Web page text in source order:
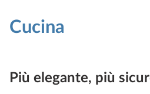
Cucina
Più elegante, più